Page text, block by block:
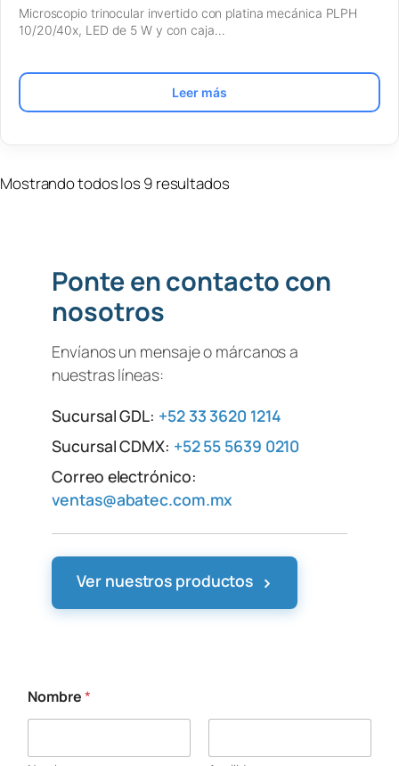
Microscopio trinocular invertido con platina mecánica PLPH
10/20/40x, LED de 5 W y con caja…
Leer más
Mostrando todos los 9 resultados
Ponte en contacto con
nosotros
Envíanos un mensaje o márcanos a
nuestras líneas:
Sucursal GDL: +52 33 3620 1214
Sucursal CDMX: +52 55 5639 0210
Correo electrónico:
ventas@abatec.com.mx
Ver nuestros productos ›
Nombre*